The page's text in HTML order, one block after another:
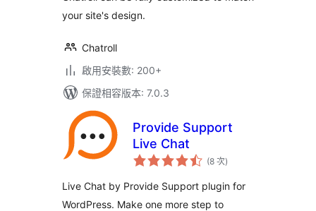
your site's design.
Chatroll
啟用安裝數: 200+
保證相容版本: 7.0.3
Provide Support
Live Chat
(8 次評
分
數
)
Live Chat by Provide Support plugin for
WordPress. Make one more step to